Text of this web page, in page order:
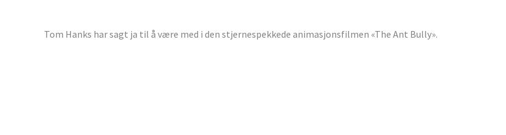
Tom Hanks har sagt ja til å være med i den stjernespekkede animasjonsfilmen «The Ant Bully».